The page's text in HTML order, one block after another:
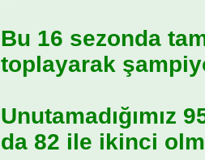
Bu 16 sezonda
toplayarak
Unutamadığımız
da 82 ile ikinci